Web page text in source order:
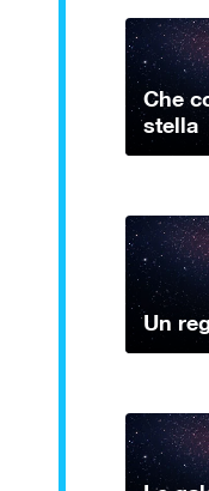
Che
stella
Un